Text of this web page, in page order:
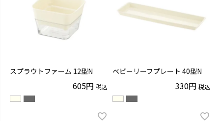
スプラウトファーム 12型N
605 税込
ベビーリーフプレート 40型N
330 税込